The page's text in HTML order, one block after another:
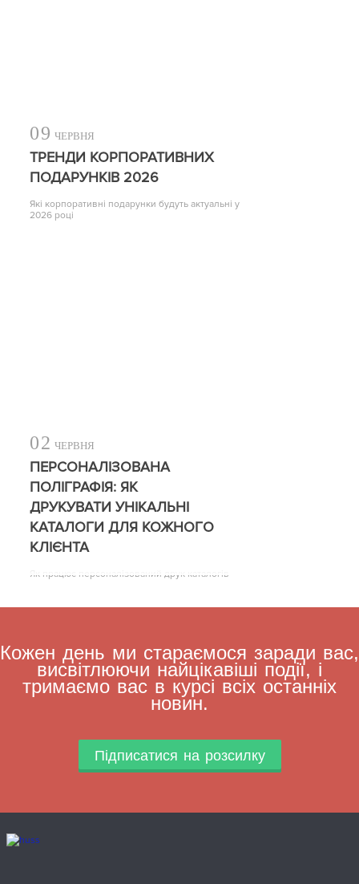
09 ЧЕРВНЯ
ТРЕНДИ КОРПОРАТИВНИХ
ПОДАРУНКІВ 2026
Які корпоративні подарунки будуть актуальні у
2026 році
02 ЧЕРВНЯ
ПЕРСОНАЛІЗОВАНА
ПОЛІГРАФІЯ: ЯК
ДРУКУВАТИ УНІКАЛЬНІ
КАТАЛОГИ ДЛЯ КОЖНОГО
КЛІЄНТА
Як працює персоналізований друк каталогів
Кожен день ми стараємося заради вас,
висвітлюючи найцікавіші події, і
тримаємо вас в курсі всіх останніх
новин.
Підписатися на розсилку